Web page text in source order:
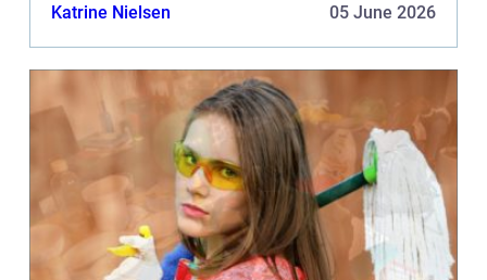
Katrine Nielsen 05 June 2026